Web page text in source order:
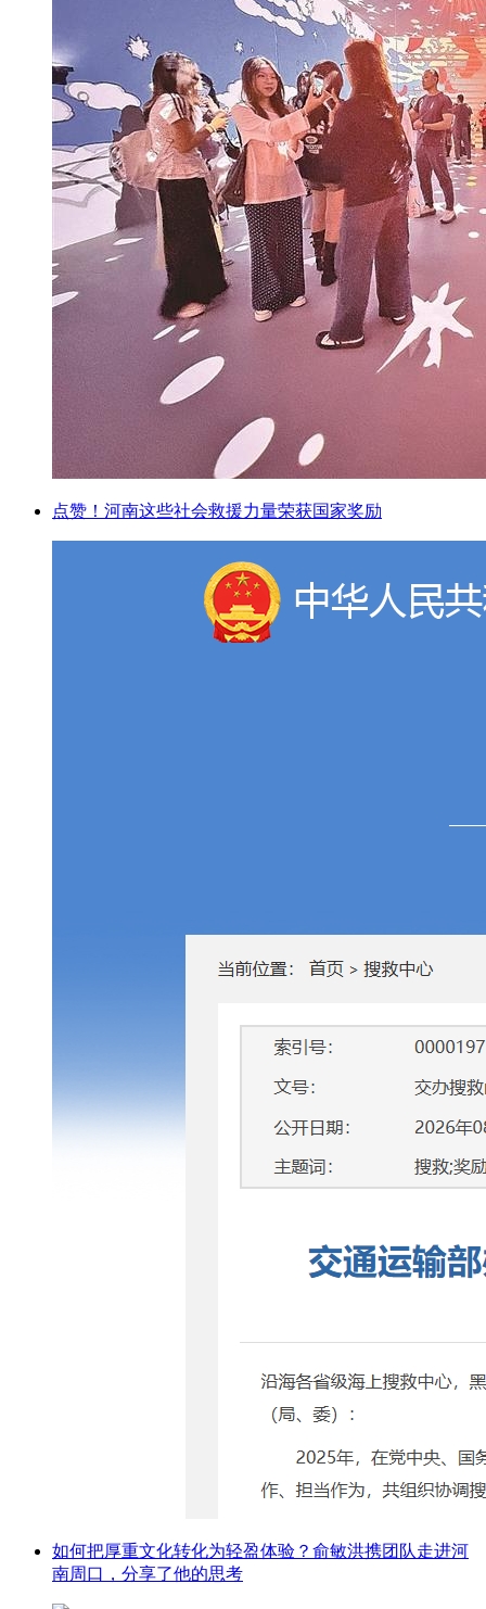
点赞！河南这些社会救援力量荣获国家奖励
如何把厚重文化转化为轻盈体验？俞敏洪携团队走进河
南周口，分享了他的思考